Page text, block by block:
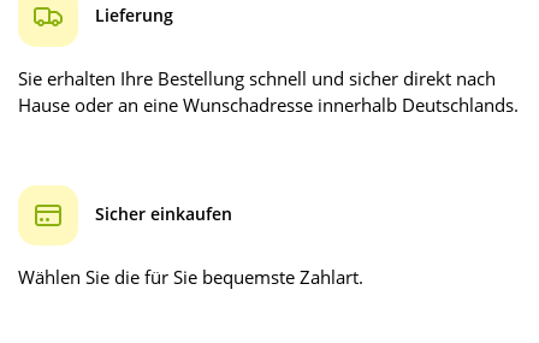
Lieferung
Sie erhalten Ihre Bestellung schnell und sicher direkt nach
Hause oder an eine Wunschadresse innerhalb Deutschlands.
Sicher einkaufen
Wählen Sie die für Sie bequemste Zahlart.